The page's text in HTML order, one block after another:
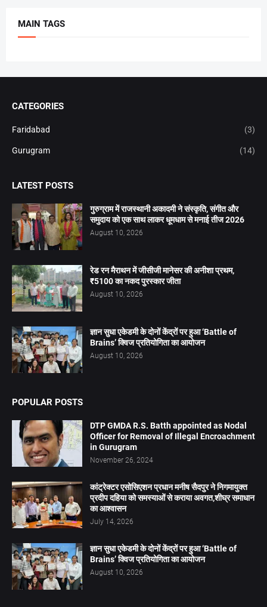
MAIN TAGS
CATEGORIES
Faridabad (3)
Gurugram (14)
LATEST POSTS
गुरुग्राम में राजस्थानी अकादमी ने संस्कृति, संगीत और
समुदाय को एक साथ लाकर धूमधाम से मनाई तीज 2026
August 10, 2026
रेड रन मैराथन में जीसीजी मानेसर की अनीशा प्रथम,
₹5100 का नकद पुरस्कार जीता
August 10, 2026
ज्ञान सुधा एकेडमी के दोनों केंद्रों पर हुआ ‘Battle of
Brains’ क्विज प्रतियोगिता का आयोजन
August 10, 2026
POPULAR POSTS
DTP GMDA R.S. Batth appointed as Nodal
Officer for Removal of Illegal Encroachment
in Gurugram
November 26, 2024
कांट्रेक्टर एसोसिएशन प्रधान मनीष सैदपुर ने निगमायुक्त
प्रदीप दहिया को समस्याओं से कराया अवगत,शीघ्र समाधान
का आश्वासन
July 14, 2026
ज्ञान सुधा एकेडमी के दोनों केंद्रों पर हुआ ‘Battle of
Brains’ क्विज प्रतियोगिता का आयोजन
August 10, 2026